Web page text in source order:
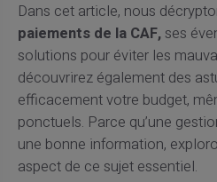
Dans cet article, nous
paiements de la CAF,ses
solutions pour éviter les
découvrirez également des
efficacement votre budget,
ponctuels. Parce qu’une
une bonne information,
aspect de ce sujet essentiel.